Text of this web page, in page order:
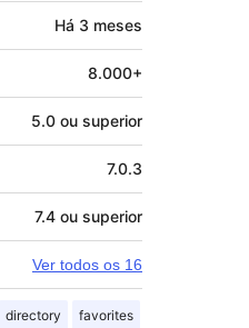
Há 3 meses
8.000+
5.0 ou superior
7.0.3
7.4 ou superior
Ver todos os 16
directory favorites